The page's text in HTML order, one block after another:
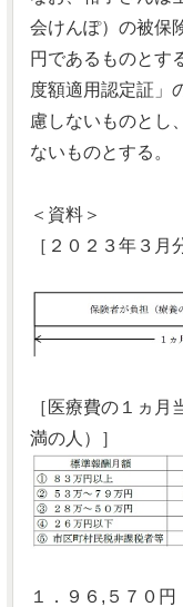
会けんぽ）の被保
円であるものとす
度額適用認定証」
慮しないものとし
ないものとする。
＜資料＞
［２０２３年３月
［医療費の１ヵ
満の人）］
１．９６,５７０円